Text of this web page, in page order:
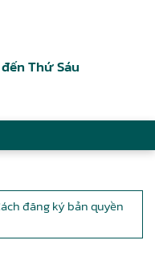
Thứ Sáu
đăng ký bản quyền